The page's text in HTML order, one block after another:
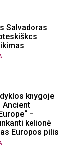
Salvadoras
knygoje
Ancient
–
kelionė
Europos pilis